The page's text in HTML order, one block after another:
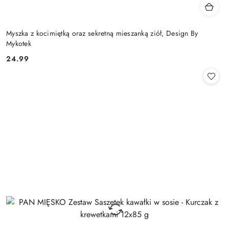
Myszka z kocimiętką oraz sekretną mieszanką ziół, Design By
Mykotek
Cena:
24.99